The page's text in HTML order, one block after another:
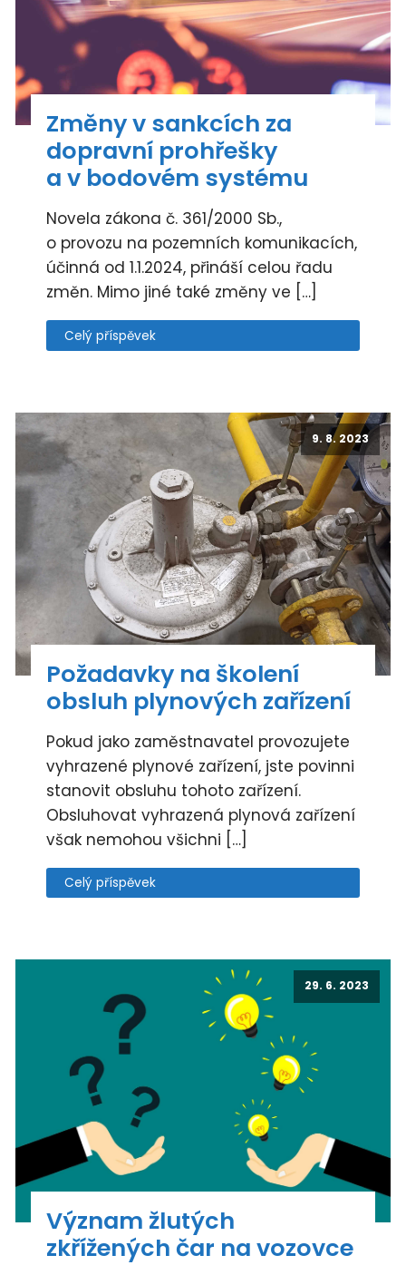
Změny v sankcích za
dopravní prohřešky
a v bodovém systému
Novela zákona č. 361/2000 Sb.,
o provozu na pozemních komunikacích,
účinná od 1.1.2024, přináší celou řadu
změn. Mimo jiné také změny ve […]
Celý příspěvek
9. 8. 2023
Požadavky na školení
obsluh plynových zařízení
Pokud jako zaměstnavatel provozujete
vyhrazené plynové zařízení, jste povinni
stanovit obsluhu tohoto zařízení.
Obsluhovat vyhrazená plynová zařízení
však nemohou všichni […]
Celý příspěvek
29. 6. 2023
Význam žlutých
zkřížených čar na vozovce